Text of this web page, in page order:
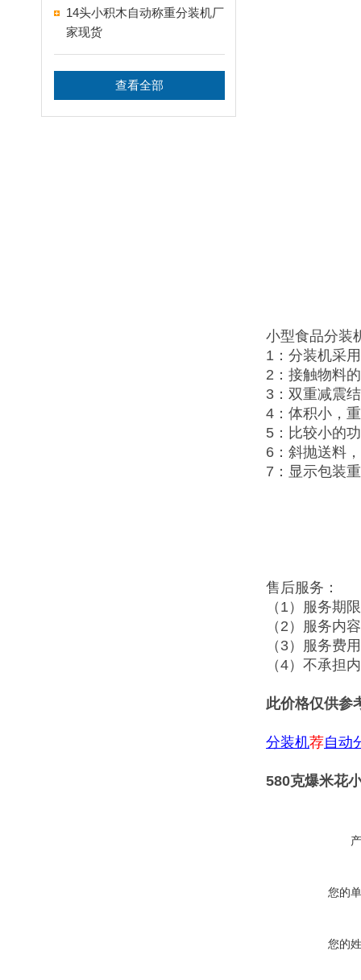
14头小积木自动称重分装机厂
家现货
查看全部
小型食品分装
1：分装机采
2：接触物料
3：双重减震
4：体积小，
5：比较小的
6：斜抛送料
7：显示包装
售后服务：
（1）服务期
（2）服务内
（3）服务费
（4）不承担
此价格仅供参
分装机荐自动
580克爆米花
您的
您的